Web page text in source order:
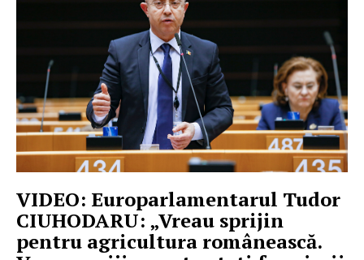
INFO IAȘI
VIDEO: Europarlamentarul Tudor
CIUHODARU: „Vreau sprijin
pentru agricultura românească.